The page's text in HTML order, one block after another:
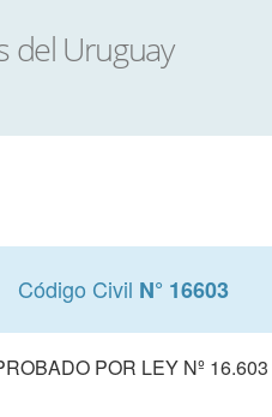
Código Civil N° 16603
POR LEY Nº 16.603